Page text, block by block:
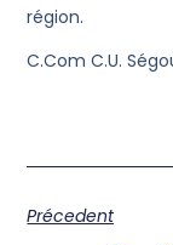
région.
C.Com C.U.
Précedent